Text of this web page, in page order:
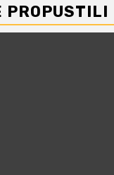
PROPUSTILI